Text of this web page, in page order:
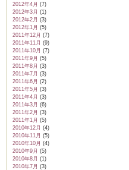
2012年4月 (7)
2012年3月 (1)
2012年2月 (3)
2012年1月 (5)
2011年12月 (7)
2011年11月 (9)
2011年10月 (7)
2011年9月 (5)
2011年8月 (3)
2011年7月 (3)
2011年6月 (2)
2011年5月 (3)
2011年4月 (3)
2011年3月 (6)
2011年2月 (3)
2011年1月 (5)
2010年12月 (4)
2010年11月 (5)
2010年10月 (4)
2010年9月 (5)
2010年8月 (1)
2010年7月 (3)